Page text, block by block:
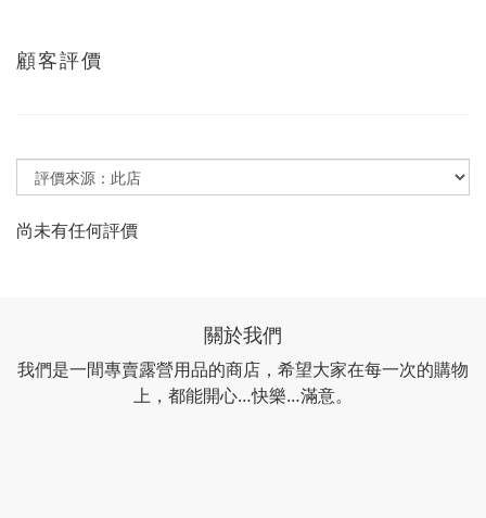
顧客評價
尚未有任何評價
關於我們
我們是一間專賣露營用品的商店，希望大家在每一次的購物
上，都能開心…快樂…滿意。